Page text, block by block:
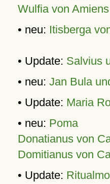
Wulfia von Amiens
• neu: Itisberga
• Update: Salvius
• neu: Jan Bula
• Update: Maria
• neu: Poma
Donatianus von
Domitianus von
• Update: